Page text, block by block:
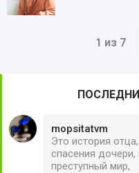
1 из 7
mopsitatvm
Это история
спасения дочери,
преступный мир,